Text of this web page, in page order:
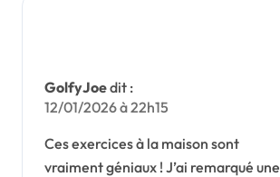
GolfyJoedit :
12/01/2026 à 22h15
Ces exercices à la maison sont
vraiment géniaux ! J’ai remarqué une